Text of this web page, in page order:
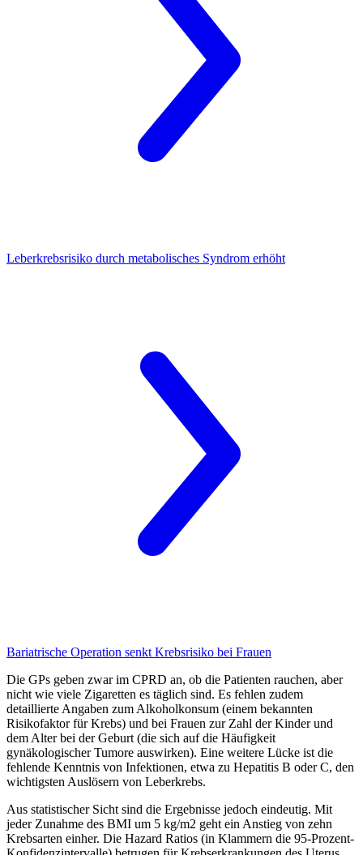
Leberkrebsrisiko durch metabolisches Syndrom erhöht
Bariatrische Operation senkt Krebsrisiko bei Frauen
Die GPs geben zwar im CPRD an, ob die Patienten rauchen, aber
nicht wie viele Zigaretten es täglich sind. Es fehlen zudem
detaillierte Angaben zum Alkoholkonsum (einem bekannten
Risikofaktor für Krebs) und bei Frauen zur Zahl der Kinder und
dem Alter bei der Geburt (die sich auf die Häufigkeit
gynäkologischer Tumore auswirken). Eine weitere Lücke ist die
fehlende Kenntnis von Infektionen, etwa zu Hepatitis B oder C, den
wichtigsten Auslösern von Leberkrebs.
Aus statistischer Sicht sind die Ergebnisse jedoch eindeutig. Mit
jeder Zunahme des BMI um 5 kg/m2 geht ein Anstieg von zehn
Krebsarten einher. Die Hazard Ratios (in Klammern die 95-Prozent-